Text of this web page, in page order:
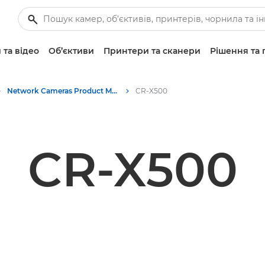
відео Об’єктиви Принтери та сканери Рішення та
Network Cameras Product Media - Canon Press Centre CR-X500
CR-X500